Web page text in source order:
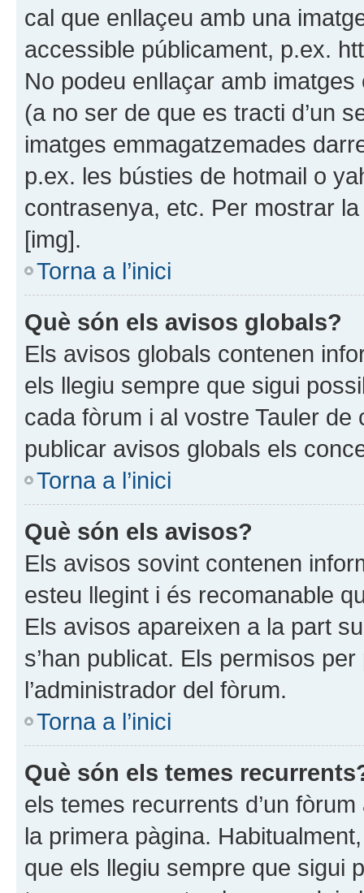
cal que enllaçeu amb una
accessible públicament, p.ex.
No podeu enllaçar amb
(a no ser de que es tracti d’un
imatges emmagatzemades
p.ex. les bústies de hotmail o
contrasenya, etc. Per mostrar
[img].
Torna a l’inici
Què són els avisos globals?
Els avisos globals contenen
els llegiu sempre que sigui
cada fòrum i al vostre Tauler de
publicar avisos globals els
Torna a l’inici
Què són els avisos?
Els avisos sovint contenen
esteu llegint i és recomanable
Els avisos apareixen a la part
s’han publicat. Els permisos
l’administrador del fòrum.
Torna a l’inici
Què són els temes
els temes recurrents d’un
la primera pàgina.
que els llegiu sempre que sigui